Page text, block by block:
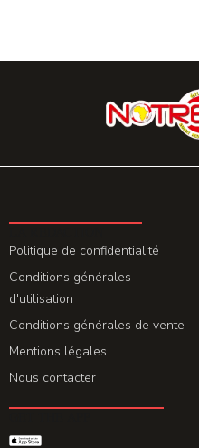
Politique de confidentialité
Conditions générales
d'utilisation
Conditions générales de vente
Mentions légales
Nous contacter